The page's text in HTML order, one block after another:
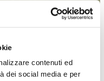
contenuti ed
dei social media e per